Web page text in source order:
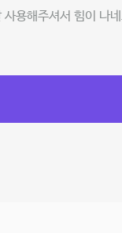
용해주셔서 힘이 나